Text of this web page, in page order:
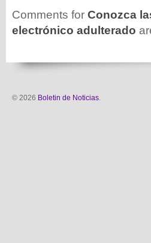
Comments for Conozca
electrónico adulterado
© 2026 Boletin de Noticias.